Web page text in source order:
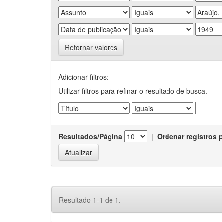
Retornar valores
Adicionar filtros:
Utilizar filtros para refinar o resultado de busca.
Resultados/Página | Ordenar registros
Resultado 1-1 de 1.